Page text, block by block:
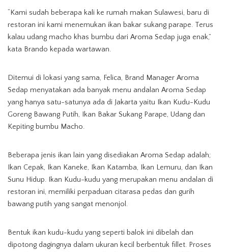
“Kami sudah beberapa kali ke rumah makan Sulawesi, baru di
restoran ini kami menemukan ikan bakar sukang parape. Terus
kalau udang macho khas bumbu dari Aroma Sedap juga enak,”
kata Brando kepada wartawan.
Ditemui di lokasi yang sama, Felica, Brand Manager Aroma
Sedap menyatakan ada banyak menu andalan Aroma Sedap
yang hanya satu-satunya ada di Jakarta yaitu Ikan Kudu-Kudu
Goreng Bawang Putih, Ikan Bakar Sukang Parape, Udang dan
Kepiting bumbu Macho.
Beberapa jenis ikan lain yang disediakan Aroma Sedap adalah;
Ikan Cepak, Ikan Kaneke, Ikan Katamba, Ikan Lemuru, dan Ikan
Sunu Hidup. Ikan Kudu-kudu yang merupakan menu andalan di
restoran ini, memiliki perpaduan citarasa pedas dan gurih
bawang putih yang sangat menonjol.
Bentuk ikan kudu-kudu yang seperti balok ini dibelah dan
dipotong dagingnya dalam ukuran kecil berbentuk fillet. Proses